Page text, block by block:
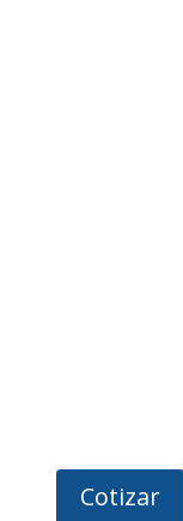
Cotizar